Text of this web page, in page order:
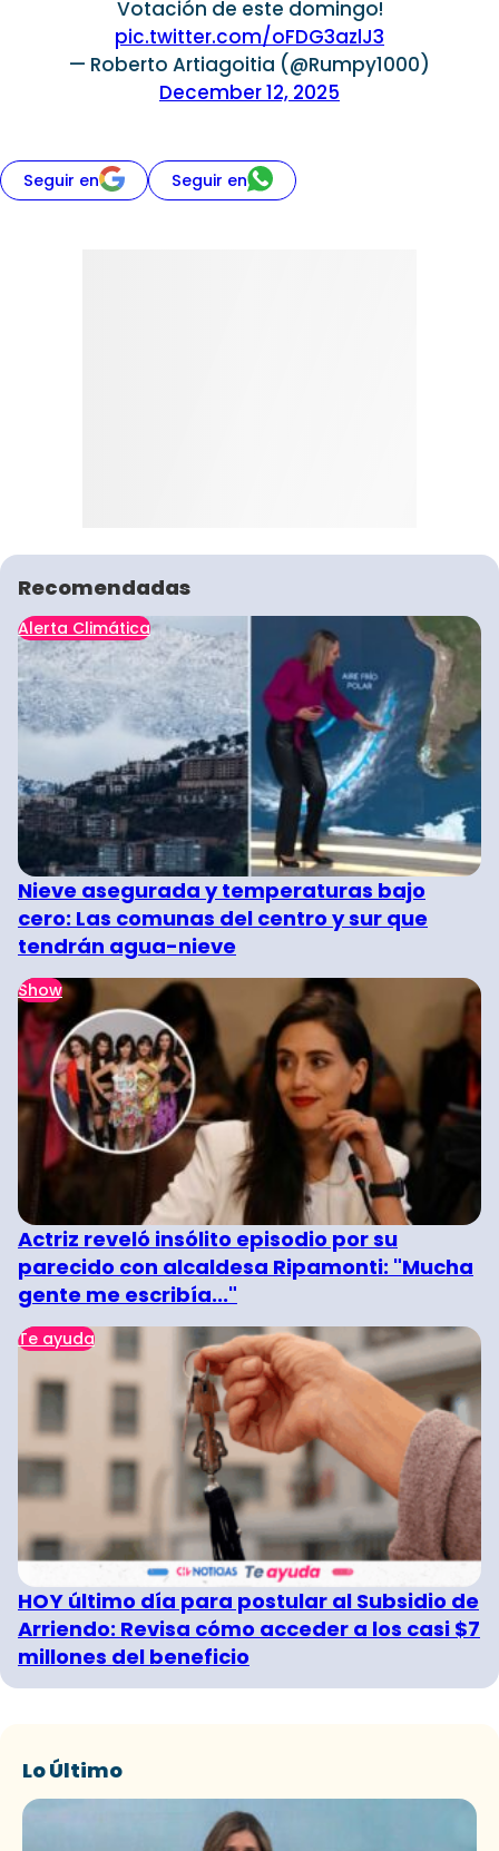
Votación de este domingo!
pic.twitter.com/oFDG3azlJ3
— Roberto Artiagoitia (@Rumpy1000)
December 12, 2025
Seguir en Seguir en
Recomendadas
Alerta Climática
Nieve asegurada y temperaturas bajo
cero: Las comunas del centro y sur que
tendrán agua-nieve
Show
Actriz reveló insólito episodio por su
parecido con alcaldesa Ripamonti: "Mucha
gente me escribía..."
Te ayuda
HOY último día para postular al Subsidio de
Arriendo: Revisa cómo acceder a los casi $7
millones del beneficio
Lo Último